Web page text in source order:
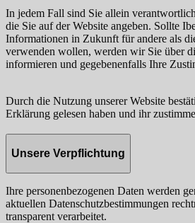
In jedem Fall sind Sie allein
die Sie auf der Website angeben. Sollte
Informationen in Zukunft für andere als
verwenden wollen, werden wir Sie über
informieren und gegebenenfalls Ihre
Durch die Nutzung unserer Website
Erklärung gelesen haben und ihr
Unsere Verpflichtung
Ihre personenbezogenen Daten werden
aktuellen Datenschutzbestimmungen
transparent verarbeitet.